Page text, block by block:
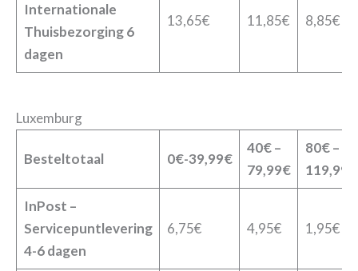
Internationale
Thuisbezorging 6
dagen
13,65€ 11,85€ 8,85€
Luxemburg
Besteltotaal 0€-39,99€
40€ –
79,99€
80€ –
119,99€
InPost –
Servicepuntlevering
4-6 dagen
6,75€ 4,95€ 1,95€